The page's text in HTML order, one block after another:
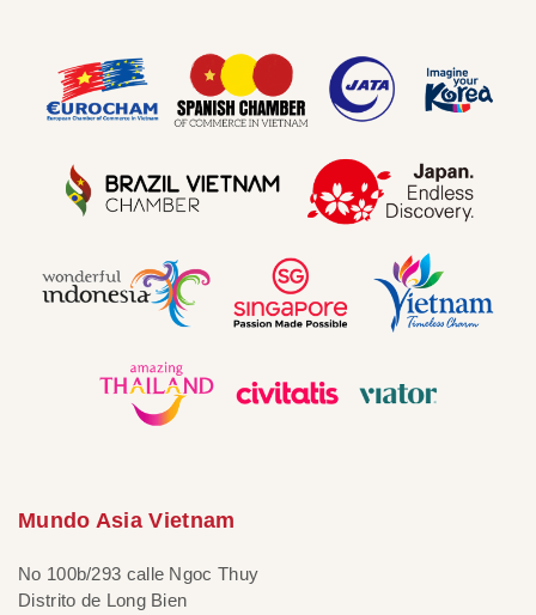
Mundo Asia Vietnam
No 100b/293 calle Ngoc Thuy
Distrito de Long Bien